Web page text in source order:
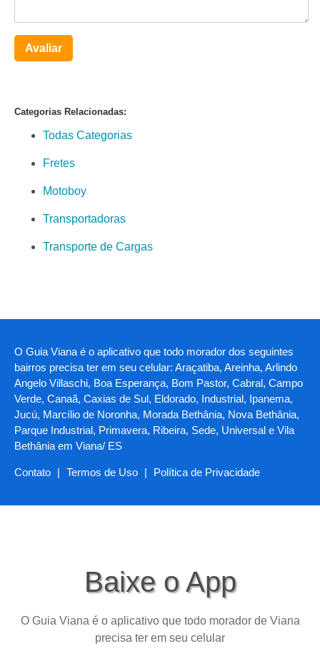
Avaliar
Categorias Relacionadas:
Todas Categorias
Fretes
Motoboy
Transportadoras
Transporte de Cargas
O Guia Viana é o aplicativo que todo morador dos seguintes
bairros precisa ter em seu celular: Araçatiba, Areinha, Arlindo
Angelo Villaschi, Boa Esperança, Bom Pastor, Cabral, Campo
Verde, Canaã, Caxias de Sul, Eldorado, Industrial, Ipanema,
Jucú, Marcílio de Noronha, Morada Bethânia, Nova Bethânia,
Parque Industrial, Primavera, Ribeira, Sede, Universal e Vila
Bethânia em Viana/ ES
Contato | Termos de Uso | Política de Privacidade
Baixe o App
O Guia Viana é o aplicativo que todo morador de Viana
precisa ter em seu celular